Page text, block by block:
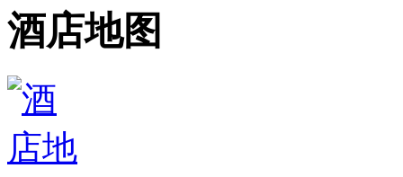
酒店地图